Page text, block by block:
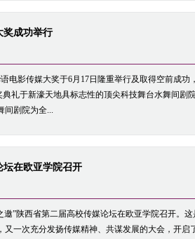
奖成功举行
电影传媒大奖于6月17日隆重举行及取得空前成
于新濠天地具标志性的顶尖科技舞台水舞间剧
间剧院为全...
坛在欧亚学院召开
”陕西省第二届高校传媒论坛在欧亚学院召开。这
又一次充分发扬传媒精神、共谋发展的大会，开